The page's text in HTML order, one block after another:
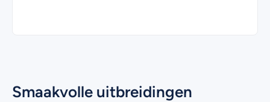
Smaakvolle uitbreidingen